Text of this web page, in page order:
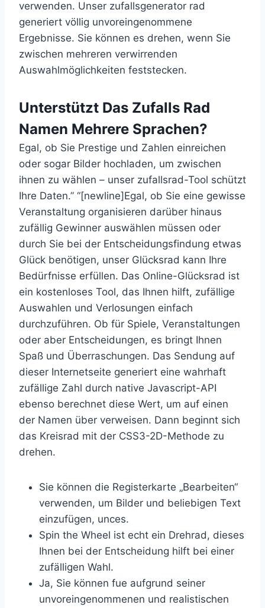
verwenden. Unser zufallsgenerator rad
generiert völlig unvoreingenommene
Ergebnisse. Sie können es drehen, wenn Sie
zwischen mehreren verwirrenden
Auswahlmöglichkeiten feststecken.
Unterstützt Das Zufalls Rad
Namen Mehrere Sprachen?
Egal, ob Sie Prestige und Zahlen einreichen
oder sogar Bilder hochladen, um zwischen
ihnen zu wählen – unser zufallsrad-Tool schützt
Ihre Daten.” “[newline]Egal, ob Sie eine gewisse
Veranstaltung organisieren darüber hinaus
zufällig Gewinner auswählen müssen oder
durch Sie bei der Entscheidungsfindung etwas
Glück benötigen, unser Glücksrad kann Ihre
Bedürfnisse erfüllen. Das Online-Glücksrad ist
ein kostenloses Tool, das Ihnen hilft, zufällige
Auswahlen und Verlosungen einfach
durchzuführen. Ob für Spiele, Veranstaltungen
oder aber Entscheidungen, es bringt Ihnen
Spaß und Überraschungen. Das Sendung auf
dieser Internetseite generiert eine wahrhaft
zufällige Zahl durch native Javascript-API
ebenso berechnet diese Wert, um auf einen
der Namen über verweisen. Dann beginnt sich
das Kreisrad mit der CSS3-2D-Methode zu
drehen.
Sie können die Registerkarte „Bearbeiten“
verwenden, um Bilder und beliebigen Text
einzufügen, unces.
Spin the Wheel ist echt ein Drehrad, dieses
Ihnen bei der Entscheidung hilft bei einer
zufälligen Wahl.
Ja, Sie können fue aufgrund seiner
unvoreingenommenen und realistischen